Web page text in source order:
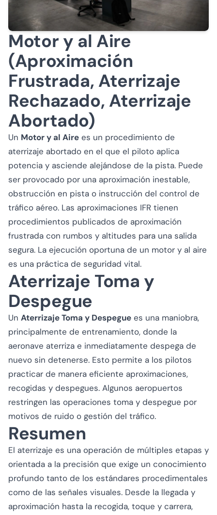
Motor y al Aire
(Aproximación
Frustrada, Aterrizaje
Rechazado, Aterrizaje
Abortado)
Un Motor y al Aire es un procedimiento de
aterrizaje abortado en el que el piloto aplica
potencia y asciende alejándose de la pista. Puede
ser provocado por una aproximación inestable,
obstrucción en pista o instrucción del control de
tráfico aéreo. Las aproximaciones IFR tienen
procedimientos publicados de aproximación
frustrada con rumbos y altitudes para una salida
segura. La ejecución oportuna de un motor y al aire
es una práctica de seguridad vital.
Aterrizaje Toma y
Despegue
Un Aterrizaje Toma y Despegue es una maniobra,
principalmente de entrenamiento, donde la
aeronave aterriza e inmediatamente despega de
nuevo sin detenerse. Esto permite a los pilotos
practicar de manera eficiente aproximaciones,
recogidas y despegues. Algunos aeropuertos
restringen las operaciones toma y despegue por
motivos de ruido o gestión del tráfico.
Resumen
El aterrizaje es una operación de múltiples etapas y
orientada a la precisión que exige un conocimiento
profundo tanto de los estándares procedimentales
como de las señales visuales. Desde la llegada y
aproximación hasta la recogida, toque y carrera,